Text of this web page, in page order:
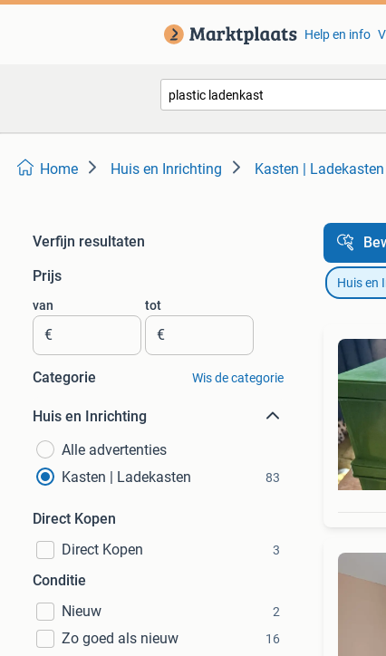
Help en info
Home Huis en Inrichting Kasten | Ladekasten
Verfijn resultaten
Prijs
van
€
tot
€
Categorie Wis de categorie
Huis en Inrichting
Alle advertenties
Kasten | Ladekasten
83
Direct Kopen
Direct Kopen
3
Conditie
Nieuw
2
Zo goed als nieuw 16
Huis en